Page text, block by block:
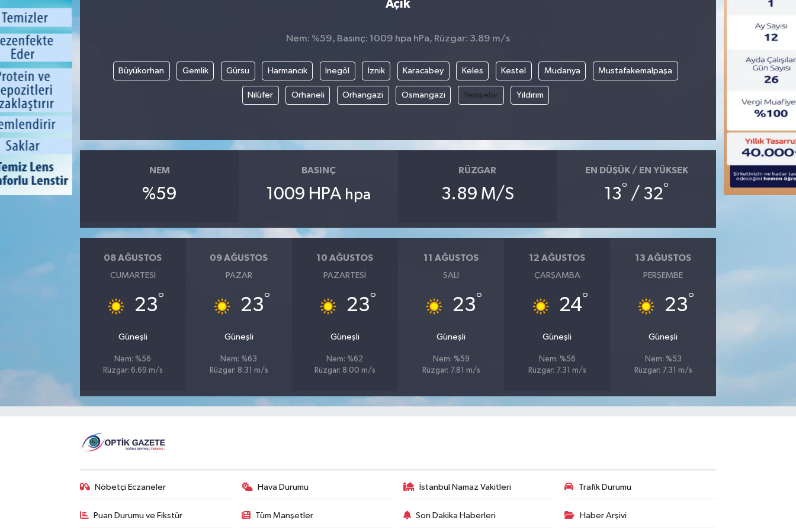
Açık
Nem: %59, Basınç: 1009 hpa hPa, Rüzgar: 3.89 m/s
Büyükorhan Gemlik Gürsu Harmancık İnegöl İznik Karacabey Keles Kestel Mudanya Mustafakemalpaşa
Nilüfer Orhaneli Orhangazi Osmangazi Yenişehir Yıldırım
NEM
%59
BASINÇ
1009 HPA hpa
RÜZGAR
3.89 M/S
EN DÜŞÜK / EN YÜKSEK
13° / 32°
08 AĞUSTOS
CUMARTESI
23°
Güneşli
Nem: %56
Rüzgar: 6.69 m/s
09 AĞUSTOS
PAZAR
23°
Güneşli
Nem: %63
Rüzgar: 8.31 m/s
10 AĞUSTOS
PAZARTESI
23°
Güneşli
Nem: %62
Rüzgar: 8.00 m/s
11 AĞUSTOS
SALI
23°
Güneşli
Nem: %59
Rüzgar: 7.81 m/s
12 AĞUSTOS
ÇARŞAMBA
24°
Güneşli
Nem: %56
Rüzgar: 7.31 m/s
13 AĞUSTOS
PERŞEMBE
23°
Güneşli
Nem: %53
Rüzgar: 7.31 m/s
Nöbetçi Eczaneler Hava Durumu İstanbul Namaz Vakitleri Trafik Durumu
Puan Durumu ve Fikstür Tüm Manşetler Son Dakika Haberleri Haber Arşivi